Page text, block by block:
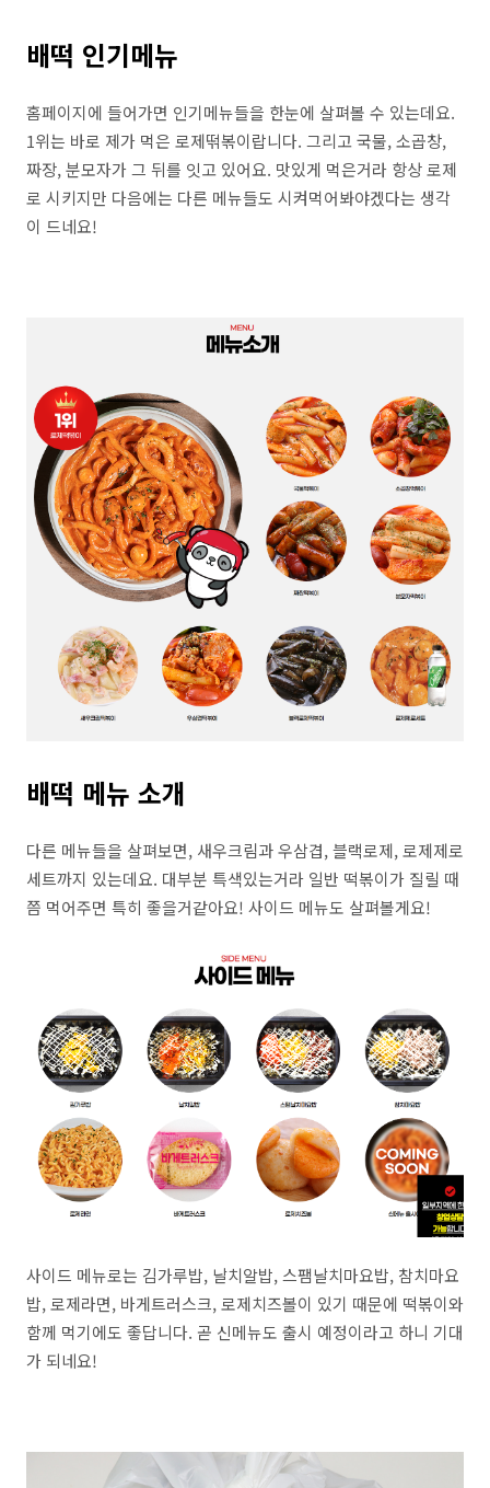
배떡 인기메뉴
홈페이지에 들어가면 인기메뉴들을 한눈에 살펴볼 수 있는데요.
1위는 바로 제가 먹은 로제떢볶이랍니다. 그리고 국물, 소곱창,
짜장, 분모자가 그 뒤를 잇고 있어요. 맛있게 먹은거라 항상 로제
로 시키지만 다음에는 다른 메뉴들도 시켜먹어봐야겠다는 생각
이 드네요!
배떡 메뉴 소개
다른 메뉴들을 살펴보면, 새우크림과 우삼겹, 블랙로제, 로제제로
세트까지 있는데요. 대부분 특색있는거라 일반 떡볶이가 질릴 때
쯤 먹어주면 특히 좋을거같아요! 사이드 메뉴도 살펴볼게요!
사이드 메뉴로는 김가루밥, 날치알밥, 스팸날치마요밥, 참치마요
밥, 로제라면, 바게트러스크, 로제치즈볼이 있기 때문에 떡볶이와
함께 먹기에도 좋답니다. 곧 신메뉴도 출시 예정이라고 하니 기대
가 되네요!